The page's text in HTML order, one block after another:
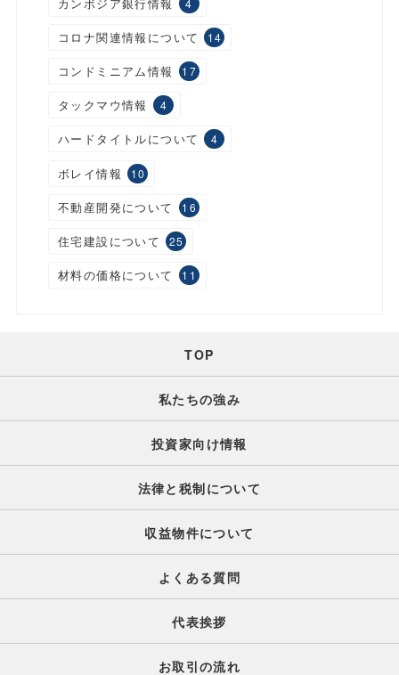
コロナ関連情報について 14
コンドミニアム情報 17
タックマウ情報 4
ハードタイトルについて 4
ボレイ情報 10
不動産開発について 16
住宅建設について 25
材料の価格について 11
TOP
私たちの強み
投資家向け情報
法律と税制について
収益物件について
よくある質問
代表挨拶
お取引の流れ